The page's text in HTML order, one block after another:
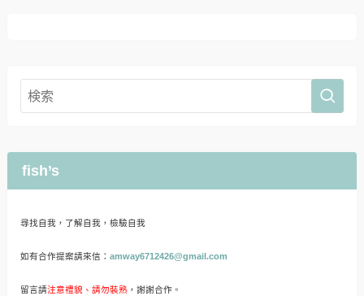
fish’s
尋找自我，了解自我，檢驗自我
如有合作提案請來信： amway6712426@gmail.com
留言請注意禮貌、請勿裝熟，謝謝合作。